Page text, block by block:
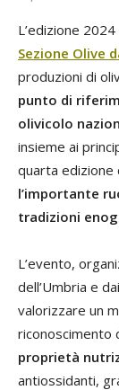
L’edizione
Sezione Olive
produzioni di
punto di
olivicolo
insieme ai
quarta edizione
l’importante
tradizioni
L’evento,
dell’Umbria e
valorizzare un
riconoscimento
proprietà
antiossidanti,